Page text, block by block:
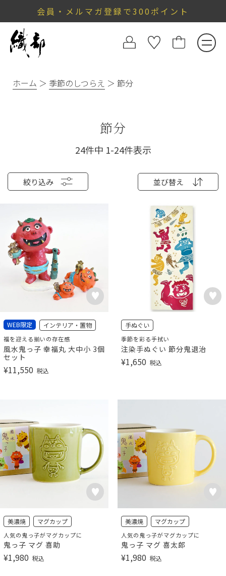
会員・メルマガ登録で300ポイント
ホーム 季節のしつらえ 節分
節分
絞り込み 並び替え
24件中 1-24件表示
WEB限定 インテリア・置物
福を迎える揃いの存在感
風水鬼っ子 幸福丸 大中小 3個
セット
¥11,550 税込
手ぬぐい
季節を彩る手拭い
注染手ぬぐい 節分鬼退治
¥1,650 税込
美濃焼 マグカップ
人気の鬼っ子がマグカップに
鬼っ子 マグ 喜助
¥1,980 税込
美濃焼 マグカップ
人気の鬼っ子がマグカップに
鬼っ子 マグ 喜太郎
¥1,980 税込